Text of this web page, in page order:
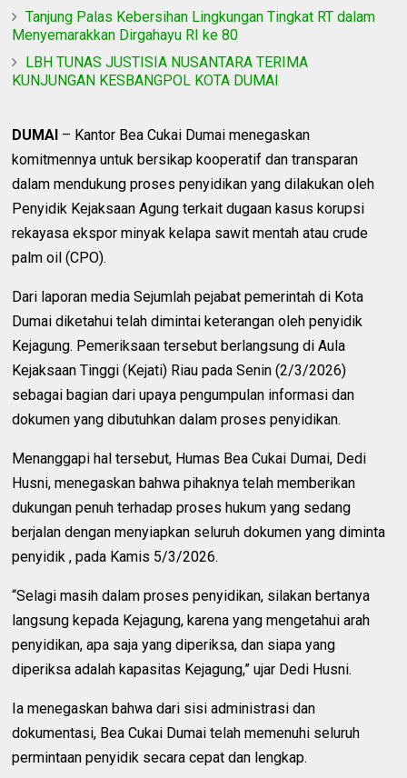
Tanjung Palas Kebersihan Lingkungan Tingkat RT dalam
Menyemarakkan Dirgahayu RI ke 80
LBH TUNAS JUSTISIA NUSANTARA TERIMA
KUNJUNGAN KESBANGPOL KOTA DUMAI
DUMAI – Kantor Bea Cukai Dumai menegaskan
komitmennya untuk bersikap kooperatif dan transparan
dalam mendukung proses penyidikan yang dilakukan oleh
Penyidik Kejaksaan Agung terkait dugaan kasus korupsi
rekayasa ekspor minyak kelapa sawit mentah atau crude
palm oil (CPO).
Dari laporan media Sejumlah pejabat pemerintah di Kota
Dumai diketahui telah dimintai keterangan oleh penyidik
Kejagung. Pemeriksaan tersebut berlangsung di Aula
Kejaksaan Tinggi (Kejati) Riau pada Senin (2/3/2026)
sebagai bagian dari upaya pengumpulan informasi dan
dokumen yang dibutuhkan dalam proses penyidikan.
Menanggapi hal tersebut, Humas Bea Cukai Dumai, Dedi
Husni, menegaskan bahwa pihaknya telah memberikan
dukungan penuh terhadap proses hukum yang sedang
berjalan dengan menyiapkan seluruh dokumen yang diminta
penyidik , pada Kamis 5/3/2026.
“Selagi masih dalam proses penyidikan, silakan bertanya
langsung kepada Kejagung, karena yang mengetahui arah
penyidikan, apa saja yang diperiksa, dan siapa yang
diperiksa adalah kapasitas Kejagung,” ujar Dedi Husni.
Ia menegaskan bahwa dari sisi administrasi dan
dokumentasi, Bea Cukai Dumai telah memenuhi seluruh
permintaan penyidik secara cepat dan lengkap.